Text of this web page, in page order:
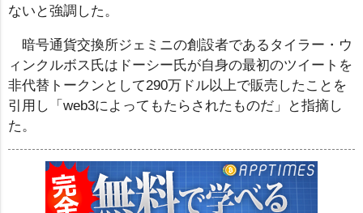
ないと強調した。
暗号通貨交換所ジェミニの創設者であるタイラー・ウ
ィンクルボス氏はドーシー氏が自身の最初のツイートを
非代替トークンとして290万ドル以上で販売したことを
引用し「web3によってもたらされたものだ」と指摘し
た。